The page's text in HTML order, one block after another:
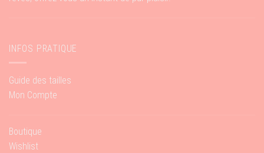
INFOS PRATIQUE
Guide des tailles
Mon Compte
Boutique
Wishlist